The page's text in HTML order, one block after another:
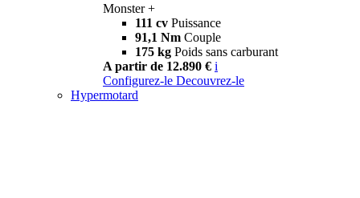
Monster +
111 cv Puissance
91,1 Nm Couple
175 kg Poids sans carburant
A partir de 12.890 € i
Configurez-le Decouvrez-le
Hypermotard